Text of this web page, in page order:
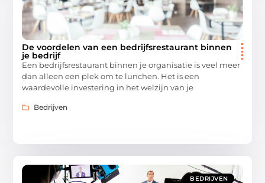
De voordelen van een bedrijfsrestaurant binnen
je bedrijf
Een bedrijfsrestaurant binnen je organisatie is veel meer
dan alleen een plek om te lunchen. Het is een
waardevolle investering in het welzijn van je
Bedrijven
BEDRIJVEN